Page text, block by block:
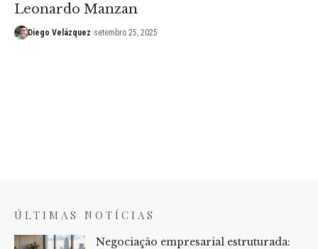
Leonardo Manzan
Diego Velázquez setembro 25, 2025
ÚLTIMAS NOTÍCIAS
Negociação empresarial estruturada: